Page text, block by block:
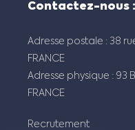
Contactez-nous :
Adresse postale : 38
FRANCE
Adresse physique : 93
FRANCE
Recrutement